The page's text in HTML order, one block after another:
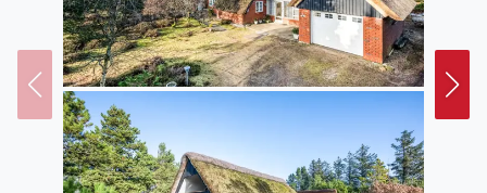
Naturgrundstück. Die Entfernung zum Meer beträgt
2360 m. Die nächste Einkaufsmöglichkeit liegt 1450 m
entfernt. Es steht ein offenes Terrassenareal zur
Verfügung. Zutritt zu einem Wintergarten.Es steht eine
Garage zur Verfügung. Parkplatz auf dem Grundstück.
Einrichtung